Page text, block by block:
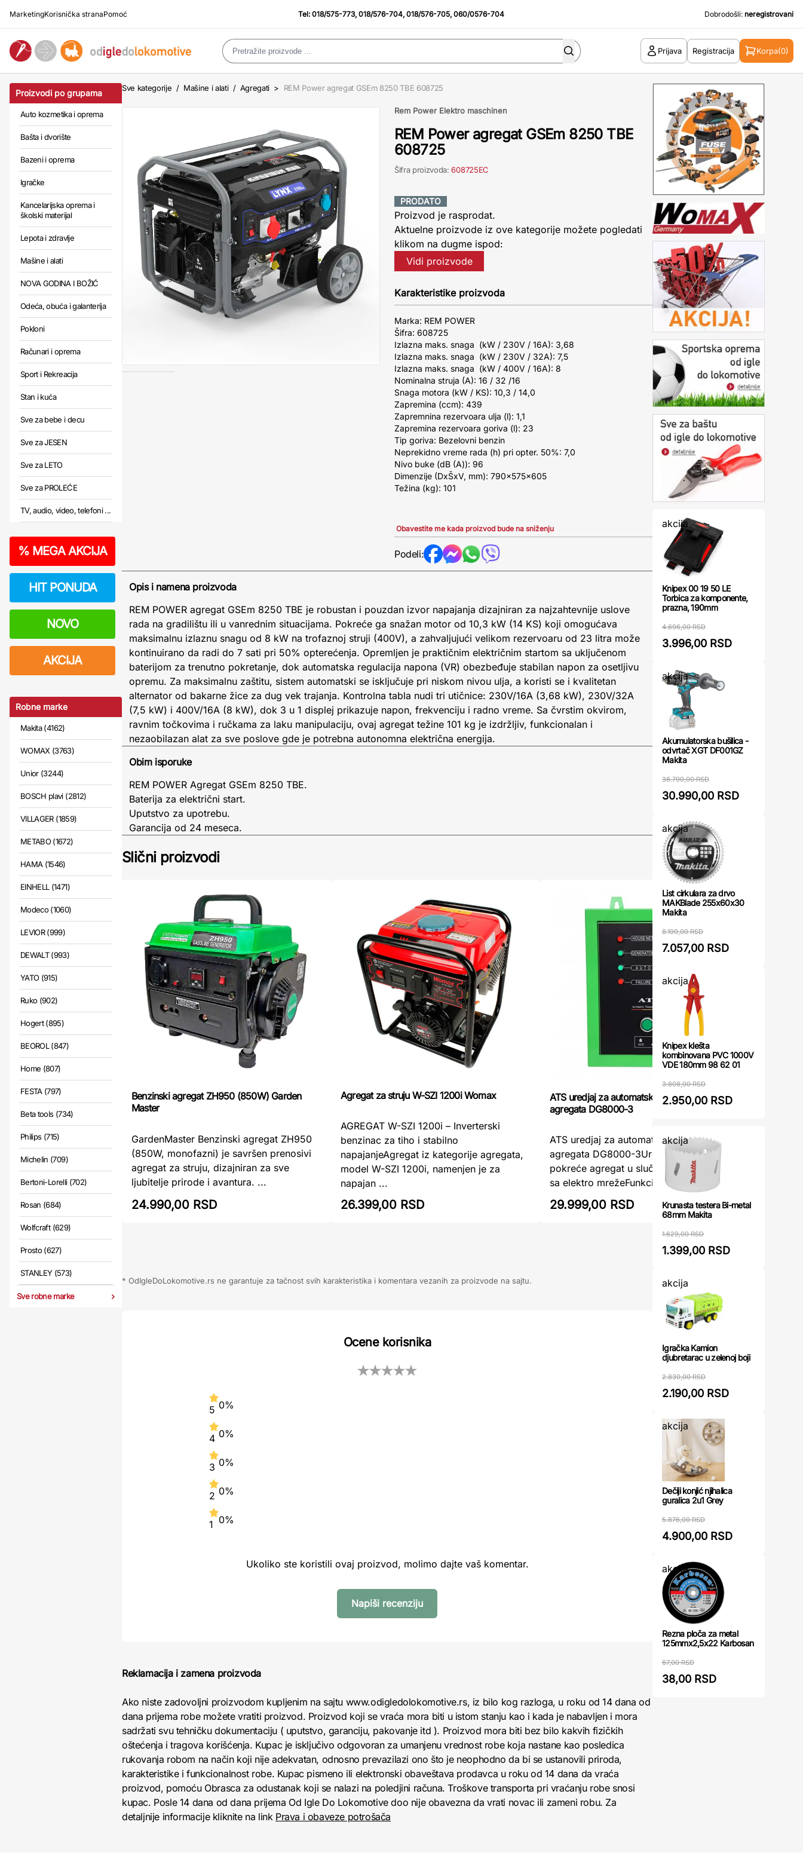
MarketingKorisnička stranaPomoć Tel:018/575-773,018/576-704,018/576-705,060/0576-704 Dobrodošli: neregistrovani
Prijava Registracija Korpa(0)
Proizvodi po grupama
Auto kozmetika i oprema
Bašta i dvorište
Bazeni i oprema
Igračke
Kancelarijska oprema i
školski materijal
Lepota i zdravlje
Mašine i alati
NOVA GODINA I BOŽIĆ
Odeća, obuća i galanterija
Pokloni
Računari i oprema
Sport i Rekreacija
Stan i kuća
Sve za bebe i decu
Sve za JESEN
Sve za LETO
Sve za PROLEĆE
TV, audio, video, telefoni ...
% MEGA AKCIJA
HIT PONUDA
NOVO
AKCIJA
Robne marke
Makita (4162)
WOMAX (3763)
Unior (3244)
BOSCH plavi (2812)
VILLAGER (1859)
METABO (1672)
HAMA (1546)
EINHELL (1471)
Modeco (1060)
LEVIOR (999)
DEWALT (993)
YATO (915)
Ruko (902)
Hogert (895)
BEOROL (847)
Home (807)
FESTA (797)
Beta tools (734)
Philips (715)
Michelin (709)
Bertoni-Lorelli (702)
Rosan (684)
Wolfcraft (629)
Prosto (627)
STANLEY (573)
Sve robne marke
Sve kategorije / Mašine i alati / Agregati > REM Power agregat GSEm 8250 TBE 608725
Rem Power Elektro maschinen
REM Power agregat GSEm 8250 TBE
608725
Šifra proizvoda:608725EC
PRODATO
Proizvod je rasprodat.
Aktuelne proizvode iz ove kategorije možete pogledati
klikom na dugme ispod:
Vidi proizvode
Karakteristike proizvoda
Marka: REM POWER
Šifra: 608725
Izlazna maks. snaga (kW / 230V / 16A): 3,68
Izlazna maks. snaga (kW / 230V / 32A): 7,5
Izlazna maks. snaga (kW / 400V / 16A): 8
Nominalna struja (A): 16 / 32 /16
Snaga motora (kW / KS): 10,3 / 14,0
Zapremina (ccm): 439
Zapremnina rezervoara ulja (l): 1,1
Zapremina rezervoara goriva (l): 23
Tip goriva: Bezelovni benzin
Neprekidno vreme rada (h) pri opter. 50%: 7,0
Nivo buke (dB (A)): 96
Dimenzije (DxŠxV, mm): 790x575x605
Težina (kg): 101
Obavestite me kada proizvod bude na sniženju
Podeli:
Opis i namena proizvoda
REM POWER agregat GSEm 8250 TBE je robustan i pouzdan izvor napajanja dizajniran za najzahtevnije uslove
rada na gradilištu ili u vanrednim situacijama. Pokreće ga snažan motor od 10,3 kW (14 KS) koji omogućava
maksimalnu izlaznu snagu od 8 kW na trofaznoj struji (400V), a zahvaljujući velikom rezervoaru od 23 litra može
kontinuirano da radi do 7 sati pri 50% opterećenja. Opremljen je praktičnim električnim startom sa uključenom
baterijom za trenutno pokretanje, dok automatska regulacija napona (VR) obezbeđuje stabilan napon za osetljivu
opremu. Za maksimalnu zaštitu, sistem automatski se isključuje pri niskom nivou ulja, a koristi se i kvalitetan
alternator od bakarne žice za dug vek trajanja. Kontrolna tabla nudi tri utičnice: 230V/16A (3,68 kW), 230V/32A
(7,5 kW) i 400V/16A (8 kW), dok 3 u 1 displej prikazuje napon, frekvenciju i radno vreme. Sa čvrstim okvirom,
ravnim točkovima i ručkama za laku manipulaciju, ovaj agregat težine 101 kg je izdržljiv, funkcionalan i
nezaobilazan alat za sve poslove gde je potrebna autonomna električna energija.
Obim isporuke
REM POWER Agregat GSEm 8250 TBE.
Baterija za električni start.
Uputstvo za upotrebu.
Garancija od 24 meseca.
Slični proizvodi
Benzinski agregat ZH950 (850W) Garden
Master
GardenMaster Benzinski agregat ZH950
(850W, monofazni) je savršen prenosivi
agregat za struju, dizajniran za sve
ljubitelje prirode i avantura. ...
24.990,00 RSD
Agregat za struju W-SZI 1200i Womax
AGREGAT W-SZI 1200i – Inverterski
benzinac za tiho i stabilno
napajanjeAgregat iz kategorije agregata,
model W-SZI 1200i, namenjen je za
napajan ...
26.399,00 RSD
ATS uredjaj za automatsko pokretanje
agregata DG8000-3
ATS uredjaj za automatsko pokretanje
agregata DG8000-3Uredjaj automatski
pokreće agregat u slučaju nestanka struje
sa elektro mrežeFunkcijeSTANDBY rež ...
29.999,00 RSD
* OdIgleDoLokomotive.rs ne garantuje za tačnost svih karakteristika i komentara vezanih za proizvode na sajtu.
Ocene korisnika
5 0%
4 0%
3 0%
2 0%
1 0%
Ukoliko ste koristili ovaj proizvod, molimo dajte vaš komentar.
Napiši recenziju
Reklamacija i zamena proizvoda
Ako niste zadovoljni proizvodom kupljenim na sajtu www.odigledolokomotive.rs, iz bilo kog razloga, u roku od 14 dana od
dana prijema robe možete vratiti proizvod. Proizvod koji se vraća mora biti u istom stanju kao i kada je nabavljen i mora
sadržati svu tehničku dokumentaciju ( uputstvo, garanciju, pakovanje itd ). Proizvod mora biti bez bilo kakvih fizičkih
oštećenja i tragova korišćenja. Kupac je isključivo odgovoran za umanjenu vrednost robe koja nastane kao posledica
rukovanja robom na način koji nije adekvatan, odnosno prevazilazi ono što je neophodno da bi se ustanovili priroda,
karakteristike i funkcionalnost robe. Kupac pismeno ili elektronski obaveštava prodavca u roku od 14 dana da vraća
proizvod, pomoću Obrasca za odustanak koji se nalazi na poledjini računa. Troškove transporta pri vraćanju robe snosi
kupac. Posle 14 dana od dana prijema Od Igle Do Lokomotive doo nije obavezna da vrati novac ili zameni robu. Za
detaljnije informacije kliknite na link Prava i obaveze potrošača
akcija
Knipex 00 19 50 LE
Torbica za komponente,
prazna, 190mm
4.696,00 RSD
3.996,00 RSD
akcija
Akumulatorska bušilica -
odvrtač XGT DF001GZ
Makita
38.790,00 RSD
30.990,00 RSD
akcija
List cirkulara za drvo
MAKBlade 255x60x30
Makita
8.199,00 RSD
7.057,00 RSD
akcija
Knipex klešta
kombinovana PVC 1000V
VDE 180mm 98 62 01
3.808,00 RSD
2.950,00 RSD
akcija
Krunasta testera Bi-metal
68mm Makita
1.629,00 RSD
1.399,00 RSD
akcija
Igračka Kamion
djubretarac u zelenoj boji
2.830,00 RSD
2.190,00 RSD
akcija
Dečiji konjić njihalica
guralica 2u1 Grey
5.876,00 RSD
4.900,00 RSD
akcija
Rezna ploča za metal
125mmx2,5x22 Karbosan
67,00 RSD
38,00 RSD